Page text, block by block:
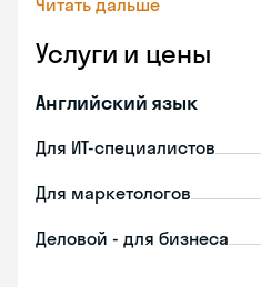
Читать дальше
Услуги и цены
Английский язык
Для ИТ-специалистов
Для маркетологов
Деловой - для бизнеса